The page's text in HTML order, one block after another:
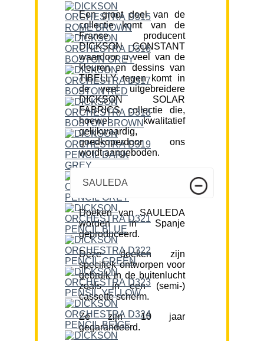
Een groot deel van de
collectie komt van de
Franse producent
DICKSON CONSTANT
waardoor u veel van de
kleuren en dessins van
TIBELLY tegen komt in
de veel uitgebreidere
DICKSON SOLAR
FABRICS collectie die,
hoewel kwalitatief
gelijkwaardig,
goedkoperdoor ons
wordt aangeboden.
SAULEDA
Doeken van SAULEDA
worden in Spanje
geproduceerd.
Deze doeken zijn
specifiek ontworpen voor
gebruik in de buitenlucht
zoals in een (semi-)
cassette scherm.
Ze zijn 10 jaar
gegarandeerd.